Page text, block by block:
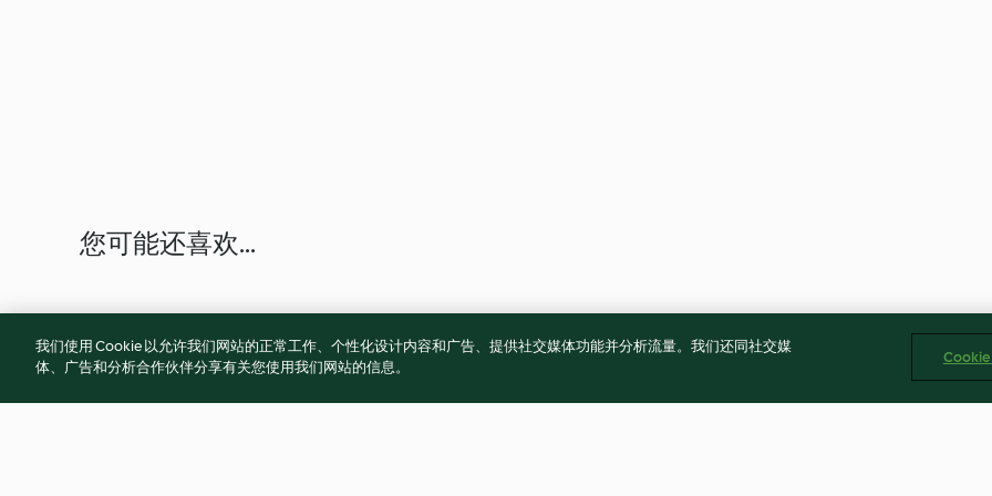
您可能还喜欢...
我们使用 Cookie 以允许我们网站的正常工作、个性化设计内容和广告、提供社交媒体功能并分析流量。我们还同社交媒
体、广告和分析合作伙伴分享有关您使用我们网站的信息。
Cookie